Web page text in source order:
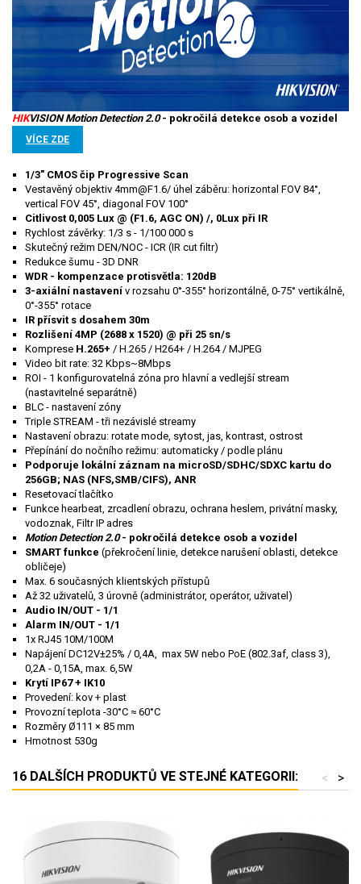
HIKVISION Motion Detection 2.0 - pokročilá detekce osob a vozidel
VÍCE ZDE
1/3" CMOS čip Progressive Scan
Vestavěný objektiv 4mm@F1.6/ úhel záběru: horizontal FOV 84°,
vertical FOV 45°, diagonal FOV 100°
Citlivost 0,005 Lux @ (F1.6, AGC ON) /, 0Lux při IR
Rychlost závěrky: 1/3 s - 1/100 000 s
Skutečný režim DEN/NOC - ICR (IR cut filtr)
Redukce šumu - 3D DNR
WDR - kompenzace protisvětla: 120dB
3-axiální nastavení v rozsahu 0°-355° horizontálně, 0-75° vertikálně,
0°-355° rotace
IR přísvit s dosahem 30m
Rozlišení 4MP (2688 x 1520) @ při 25 sn/s
Komprese H.265+ / H.265 / H264+ / H.264 / MJPEG
Video bit rate: 32 Kbps~8Mbps
ROI - 1 konfigurovatelná zóna pro hlavní a vedlejší stream
(nastavitelné separátně)
BLC - nastavení zóny
Triple STREAM - tři nezávislé streamy
Nastavení obrazu: rotate mode, sytost, jas, kontrast, ostrost
Přepínání do nočního režimu: automaticky / podle plánu
Podporuje lokální záznam na microSD/SDHC/SDXC kartu do
256GB; NAS (NFS,SMB/CIFS), ANR
Resetovací tlačítko
Funkce hearbeat, zrcadlení obrazu, ochrana heslem, privátní masky,
vodoznak, Filtr IP adres
Motion Detection 2.0 - pokročilá detekce osob a vozidel
SMART funkce (překročení linie, detekce narušení oblasti, detekce
obličeje)
Max. 6 současných klientských přístupů
Až 32 uživatelů, 3 úrovně (administrátor, operátor, uživatel)
Audio IN/OUT - 1/1
Alarm IN/OUT - 1/1
1x RJ45 10M/100M
Napájení DC12V±25% / 0,4A, max 5W nebo PoE (802.3af, class 3),
0,2A - 0,15A, max. 6,5W
Krytí IP67 + IK10
Provedení: kov + plast
Provozní teplota -30°C ≈ 60°C
Rozměry Ø111 × 85 mm
Hmotnost 530g
16 DALŠÍCH PRODUKTŮ VE STEJNÉ KATEGORII: >
<